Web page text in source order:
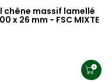
chêne massif lamellé
x 26 mm - FSC MIXTE